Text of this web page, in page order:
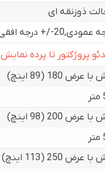
ذوزنقه ای
,20-/+ درجه افقی
پروژکتور تا پرده نمایش
180 (89 اینچ)
200 (98 اینچ)
250 (113 اینچ)